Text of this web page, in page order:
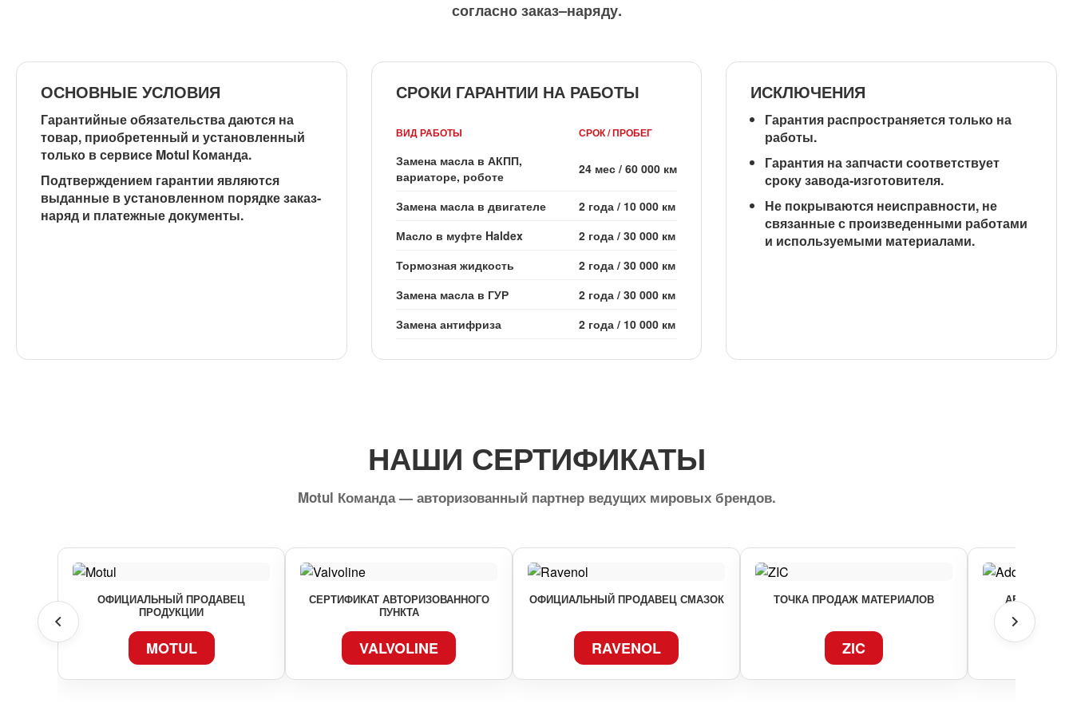
согласно заказ–наряду.
ОСНОВНЫЕ УСЛОВИЯ
Гарантийные обязательства даются на
товар, приобретенный и установленный
только в сервисе Motul Команда.
Подтверждением гарантии являются
выданные в установленном порядке заказ-
наряд и платежные документы.
СРОКИ ГАРАНТИИ НА РАБОТЫ
ВИД РАБОТЫ СРОК / ПРОБЕГ
Замена масла в АКПП,
вариаторе, роботе
24 мес / 60 000 км
Замена масла в двигателе 2 года / 10 000 км
Масло в муфте Haldex
2 года / 30 000 км
Тормозная жидкость
2 года / 30 000 км
Замена масла в ГУР
2 года / 30 000 км
Замена антифриза
2 года / 10 000 км
ИСКЛЮЧЕНИЯ
Гарантия распространяетсятолько на
работы.
Гарантия на запчасти соответствует
сроку завода-изготовителя.
Не покрываются неисправности, не
связанные с произведенными работами
и используемыми материалами.
НАШИ СЕРТИФИКАТЫ
Motul Команда — авторизованный партнер ведущих мировых брендов.
ОФИЦИАЛЬНЫЙ ПРОДАВЕЦ
ПРОДУКЦИИ
MOTUL
СЕРТИФИКАТ АВТОРИЗОВАННОГО
ПУНКТА
VALVOLINE
ОФИЦИАЛЬНЫЙ ПРОДАВЕЦ СМАЗОК
RAVENOL
ТОЧКА ПРОДАЖ МАТЕРИАЛОВ
ZIC